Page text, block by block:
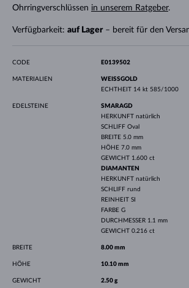
Ohrringverschlüssen in unserem Ratgeber.
Verfügbarkeit: auf Lager– bereit für den
CODE E0139502
MATERIALIEN
WEISSGOLD
ECHTHEIT 14 kt 585/1000
EDELSTEINE
SMARAGD
HERKUNFT natürlich
SCHLIFF Oval
BREITE 5.0 mm
HÖHE 7.0 mm
GEWICHT 1.600 ct
DIAMANTEN
HERKUNFT natürlich
SCHLIFF rund
REINHEIT SI
FARBE G
DURCHMESSER 1.1 mm
GEWICHT 0.216 ct
BREITE 8.00 mm
HÖHE 10.10 mm
GEWICHT 2.50 g